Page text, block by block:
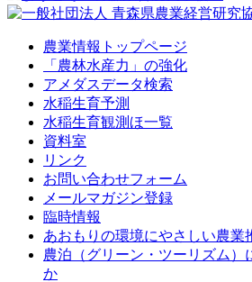
農業情報トップページ
「農林水産力」の強化
アメダスデータ検索
水稲生育予測
水稲生育観測ほ一覧
資料室
リンク
お問い合わせフォーム
メールマガジン登録
臨時情報
あおもりの環境にやさしい農業
農泊（グリーン・ツーリズム）
か